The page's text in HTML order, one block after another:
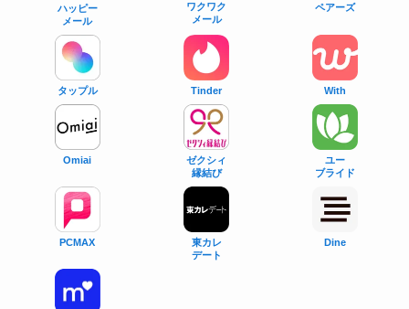
ハッピー
メール
ワクワク
メール
ペアーズ
タップル Tinder With
Omiai
ゼクシィ
縁結び
ユー
ブライド
PCMAX
東カレ
デート
Dine